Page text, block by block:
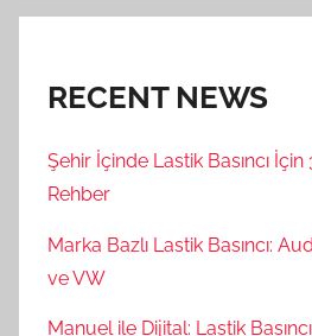
RECENT NEWS
Şehir İçinde Lastik Basıncı İçin
Rehber
Marka Bazlı Lastik Basıncı:
ve VW
Manuel ile Dijital: Lastik